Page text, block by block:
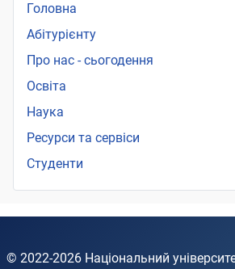
Головна
Абітурієнту
Про нас - сьогодення
Освіта
Наука
Ресурси та сервіси
Студенти
© 2022-2026 Національний